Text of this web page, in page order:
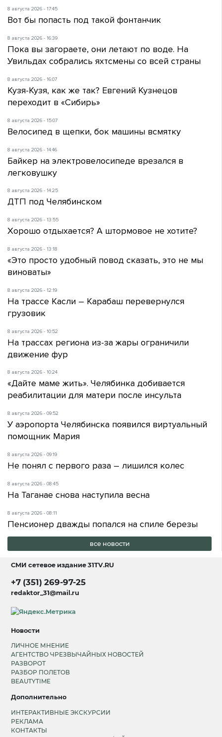
8 августа 2026 - 17:45
Вот бы попасть под такой фонтанчик
8 августа 2026 - 16:39
Пока вы загораете, они летают по воде. На
Увильдах собрались яхтсмены со всей страны
8 августа 2026 - 16:07
Кузя-Кузя, как же так? Евгений Кузнецов
переходит в «Сибирь»
8 августа 2026 - 15:07
Велосипед в щепки, бок машины всмятку
8 августа 2026 - 14:46
Байкер на электровелосипеде врезался в
легковушку
8 августа 2026 - 14:25
ДТП под Челябинском
8 августа 2026 - 13:55
Хорошо отдыхается? А штормовое не хотите?
8 августа 2026 - 13:18
«Это просто удобный повод сказать, это не мы
виноваты»
8 августа 2026 - 12:19
На трассе Касли – Карабаш перевернулся
грузовик
8 августа 2026 - 10:52
На трассах региона из-за жары ограничили
движение фур
8 августа 2026 - 10:24
«Дайте маме жить». Челябинка добивается
реабилитации для матери после инсульта
8 августа 2026 - 09:52
У аэропорта Челябинска появился виртуальный
помощник Мария
8 августа 2026 - 09:19
Не понял с первого раза – лишился колес
8 августа 2026 - 08:45
На Таганае снова наступила весна
8 августа 2026 - 08:11
Пенсионер дважды попался на спиле березы
все новости
СМИ сетевое издание31TV.RU
+7 (351) 269-97-25
redaktor_31@mail.ru
Новости
ЛИЧНОЕ МНЕНИЕ
АГЕНТСТВО ЧРЕЗВЫЧАЙНЫХ НОВОСТЕЙ
РАЗВОРОТ
РАЗБОР ПОЛЕТОВ
BEAUTYTIME
Дополнительно
ИНТЕРАКТИВНЫЕ ЭКСКУРСИИ
РЕКЛАМА
КОНТАКТЫ